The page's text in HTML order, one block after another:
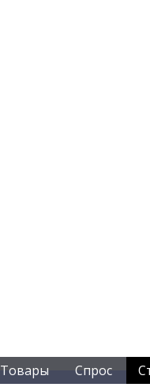
Товары Спрос